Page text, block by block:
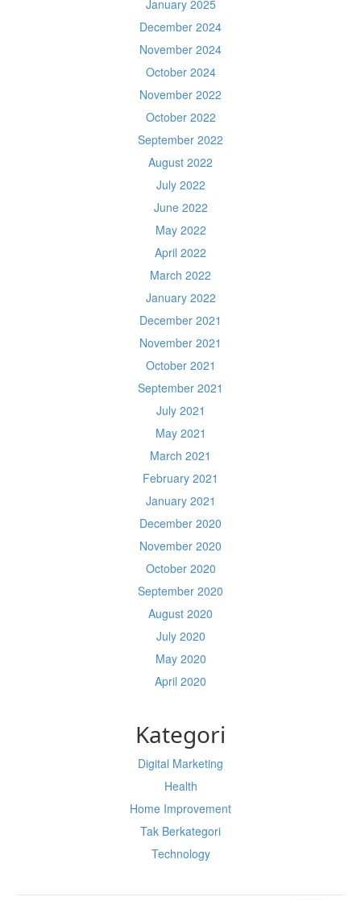
January 2025
December 2024
November 2024
October 2024
November 2022
October 2022
September 2022
August 2022
July 2022
June 2022
May 2022
April 2022
March 2022
January 2022
December 2021
November 2021
October 2021
September 2021
July 2021
May 2021
March 2021
February 2021
January 2021
December 2020
November 2020
October 2020
September 2020
August 2020
July 2020
May 2020
April 2020
Kategori
Digital Marketing
Health
Home Improvement
Tak Berkategori
Technology